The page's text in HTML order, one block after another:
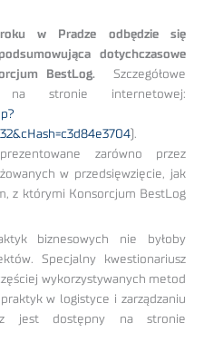
w Pradze odbędzie się
dotychczasowe
BestLog. Szczegółowe
stronie internetowej:
).
zarówno przez
w przedsięwzięcie, jak
z którymi Konsorcjum BestLog
biznesowych nie byłoby
Specjalny kwestionariusz
wykorzystywanych metod
w logistyce i zarządzaniu
jest dostępny na stronie